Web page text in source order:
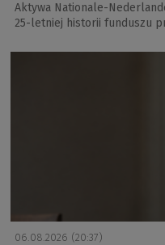
Aktywa Nationale-
25-letniej historii funduszu
a
06.08.2026 (20:37)